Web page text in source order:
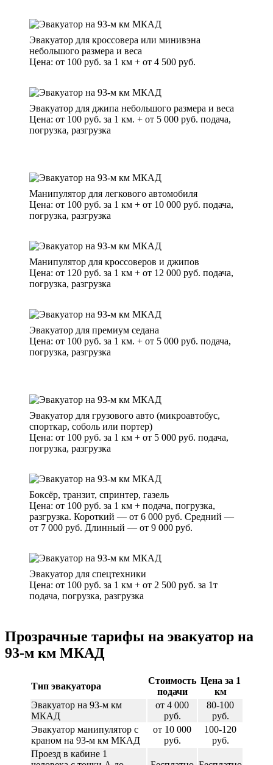
Эвакуатор для кроссовера или минивэна
небольшого размера и веса
Цена: от 100 руб. за 1 км + от 4 500 руб.
Эвакуатор для джипа небольшого размера и веса
Цена: от 100 руб. за 1 км. + от 5 000 руб. подача,
погрузка, разгрузка
Манипулятор для легкового автомобиля
Цена: от 100 руб. за 1 км + от 10 000 руб. подача,
погрузка, разгрузка
Манипулятор для кроссоверов и джипов
Цена: от 120 руб. за 1 км + от 12 000 руб. подача,
погрузка, разгрузка
Эвакуатор для премиум седана
Цена: от 100 руб. за 1 км. + от 5 000 руб. подача,
погрузка, разгрузка
Эвакуатор для грузового авто (микроавтобус,
спорткар, соболь или портер)
Цена: от 100 руб. за 1 км + от 5 000 руб. подача,
погрузка, разгрузка
Боксёр, транзит, спринтер, газель
Цена: от 100 руб. за 1 км + подача, погрузка,
разгрузка. Короткий — от 6 000 руб. Средний —
от 7 000 руб. Длинный — от 9 000 руб.
Эвакуатор для спецтехники
Цена: от 100 руб. за 1 км + от 2 500 руб. за 1т
подача, погрузка, разгрузка
Прозрачные тарифы на эвакуатор на
93-м км МКАД
Тип эвакуатора
Стоимость
подачи
Цена за 1
км
Эвакуатор на 93-м км
МКАД
от 4 000
руб.
80-100
руб.
Эвакуатор манипулятор с
краном на 93-м км МКАД
от 10 000
руб.
100-120
руб.
Проезд в кабине 1